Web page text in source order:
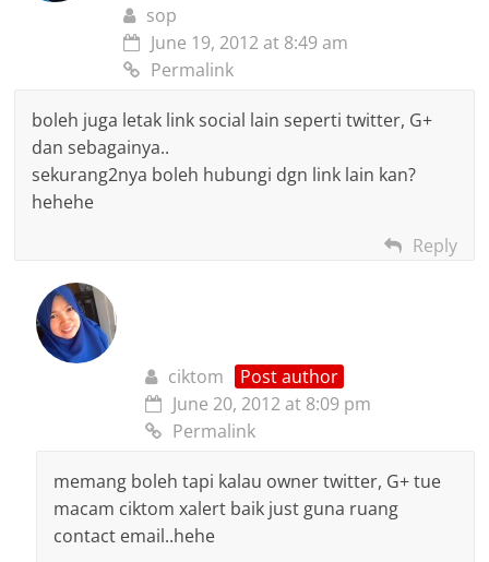
sop
June 19, 2012 at 8:49 am
Permalink
boleh juga letak link social lain seperti twitter, G+
dan sebagainya..
sekurang2nya boleh hubungi dgn link lain kan?
hehehe
Reply
ciktom
Post author
June 20, 2012 at 8:09 pm
Permalink
memang boleh tapi kalau owner twitter, G+ tue
macam ciktom xalert baik just guna ruang
contact email..hehe